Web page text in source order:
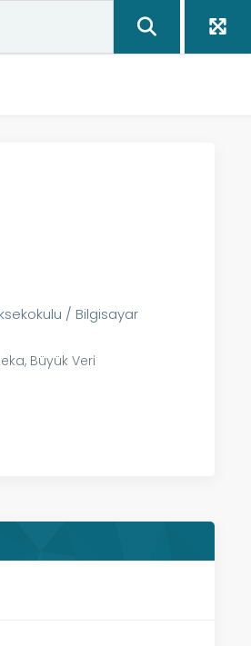
/ Bilgisayar
Büyük Veri